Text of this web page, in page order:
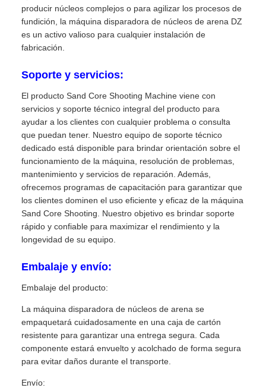
producir núcleos complejos o para agilizar los procesos de
fundición, la máquina disparadora de núcleos de arena DZ
es un activo valioso para cualquier instalación de
fabricación.
Soporte y servicios:
El producto Sand Core Shooting Machine viene con
servicios y soporte técnico integral del producto para
ayudar a los clientes con cualquier problema o consulta
que puedan tener. Nuestro equipo de soporte técnico
dedicado está disponible para brindar orientación sobre el
funcionamiento de la máquina, resolución de problemas,
mantenimiento y servicios de reparación. Además,
ofrecemos programas de capacitación para garantizar que
los clientes dominen el uso eficiente y eficaz de la máquina
Sand Core Shooting. Nuestro objetivo es brindar soporte
rápido y confiable para maximizar el rendimiento y la
longevidad de su equipo.
Embalaje y envío:
Embalaje del producto:
La máquina disparadora de núcleos de arena se
empaquetará cuidadosamente en una caja de cartón
resistente para garantizar una entrega segura. Cada
componente estará envuelto y acolchado de forma segura
para evitar daños durante el transporte.
Envío: